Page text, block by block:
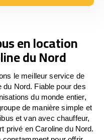
en location
du Nord
le meilleur service de
du Nord. Fiable pour des
du monde entier,
de manière simple et
et van avec chauffeur,
privé en Caroline du Nord.